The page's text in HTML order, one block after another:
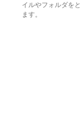
イルやフォルダを
ます。